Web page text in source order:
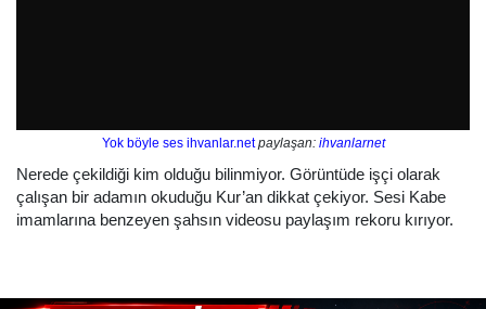
Yok böyle ses ihvanlar.net paylaşan: ihvanlarnet
Nerede çekildiği kim olduğu bilinmiyor. Görüntüde işçi olarak
çalışan bir adamın okuduğu Kur’an dikkat çekiyor. Sesi Kabe
imamlarına benzeyen şahsın videosu paylaşım rekoru kırıyor.